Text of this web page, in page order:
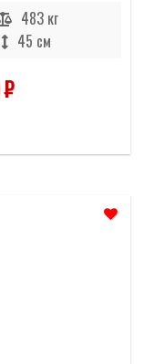
483 кг
45 см
₽